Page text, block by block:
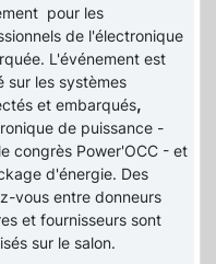
pour les
de l'électronique
L'événement est
sur les systèmes
et embarqués,
de puissance -
congrès Power'OCC - et
d'énergie. Des
vous entre donneurs
et fournisseurs sont
sur le salon.